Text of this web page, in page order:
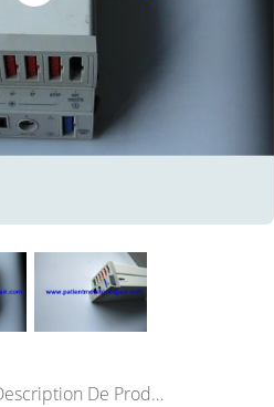
Description De Produit